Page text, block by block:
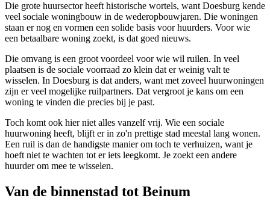
Die grote huursector heeft historische wortels, want Doesburg kende
veel sociale woningbouw in de wederopbouwjaren. Die woningen
staan er nog en vormen een solide basis voor huurders. Voor wie
een betaalbare woning zoekt, is dat goed nieuws.
Die omvang is een groot voordeel voor wie wil ruilen. In veel
plaatsen is de sociale voorraad zo klein dat er weinig valt te
wisselen. In Doesburg is dat anders, want met zoveel huurwoningen
zijn er veel mogelijke ruilpartners. Dat vergroot je kans om een
woning te vinden die precies bij je past.
Toch komt ook hier niet alles vanzelf vrij. Wie een sociale
huurwoning heeft, blijft er in zo'n prettige stad meestal lang wonen.
Een ruil is dan de handigste manier om toch te verhuizen, want je
hoeft niet te wachten tot er iets leegkomt. Je zoekt een andere
huurder om mee te wisselen.
Van de binnenstad tot Beinum